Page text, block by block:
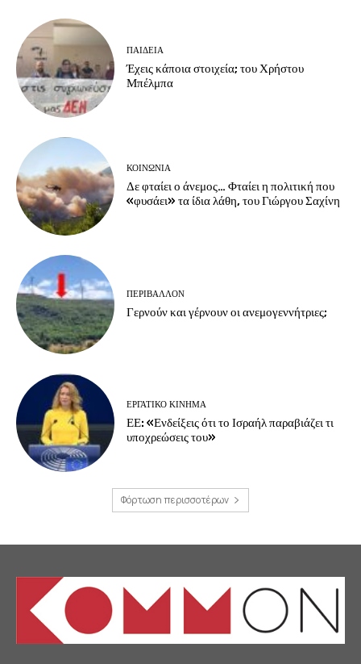
ΠΑΙΔΕΙΑ
Έχεις κάποια στοιχεία; του Χρήστου
Μπέλμπα
ΚΟΙΝΩΝΙΑ
Δε φταίει ο άνεμος… Φταίει η πολιτική που
«φυσάει» τα ίδια λάθη, του Γιώργου Σαχίνη
ΠΕΡΙΒΆΛΛΟΝ
Γερνούν και γέρνουν οι ανεμογεννήτριες;
ΕΡΓΑΤΙΚΟ ΚΙΝΗΜΑ
ΕΕ: «Ενδείξεις ότι το Ισραήλ παραβιάζει τι
υποχρεώσεις του»
Φόρτωση περισσοτέρων